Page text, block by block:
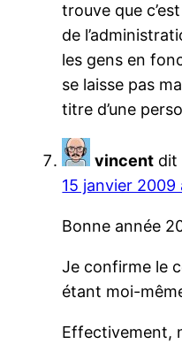
trouve que
de
les gens en
se laisse pas
titre d’une
vincent dit
15 janvier 2009
Bonne année
Je confirme le
étant moi-
Effectivement,